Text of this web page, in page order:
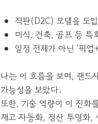
직판(D2C) 모델을 도
미식, 건축, 골프 등 특
일정 전체가 아닌 ‘픽
나는 이 흐름을 보며, 랜드
가능성을 보았다.
또한, 기술 역량이 이 진화
재고 자동화, 정산 투명화,